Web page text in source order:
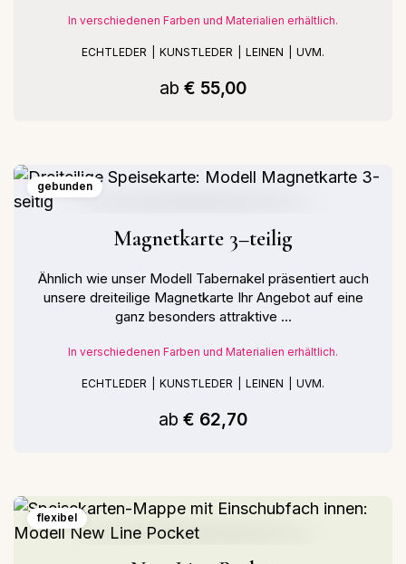
In verschiedenen Farben und Materialien erhältlich.
ECHTLEDER KUNSTLEDER LEINEN UVM.
ab € 55,00
gebunden
Magnetkarte 3–teilig
Ähnlich wie unser Modell Tabernakel präsentiert auch
unsere dreiteilige Magnetkarte Ihr Angebot auf eine
ganz besonders attraktive ...
In verschiedenen Farben und Materialien erhältlich.
ECHTLEDER KUNSTLEDER LEINEN UVM.
ab € 62,70
flexibel